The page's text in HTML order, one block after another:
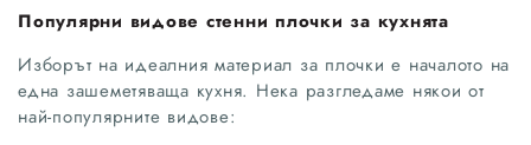
Популярни видове стенни плочки за кухнята
Изборът на идеалния материал за плочки е началото на
една зашеметяваща кухня. Нека разгледаме някои от
най-популярните видове: